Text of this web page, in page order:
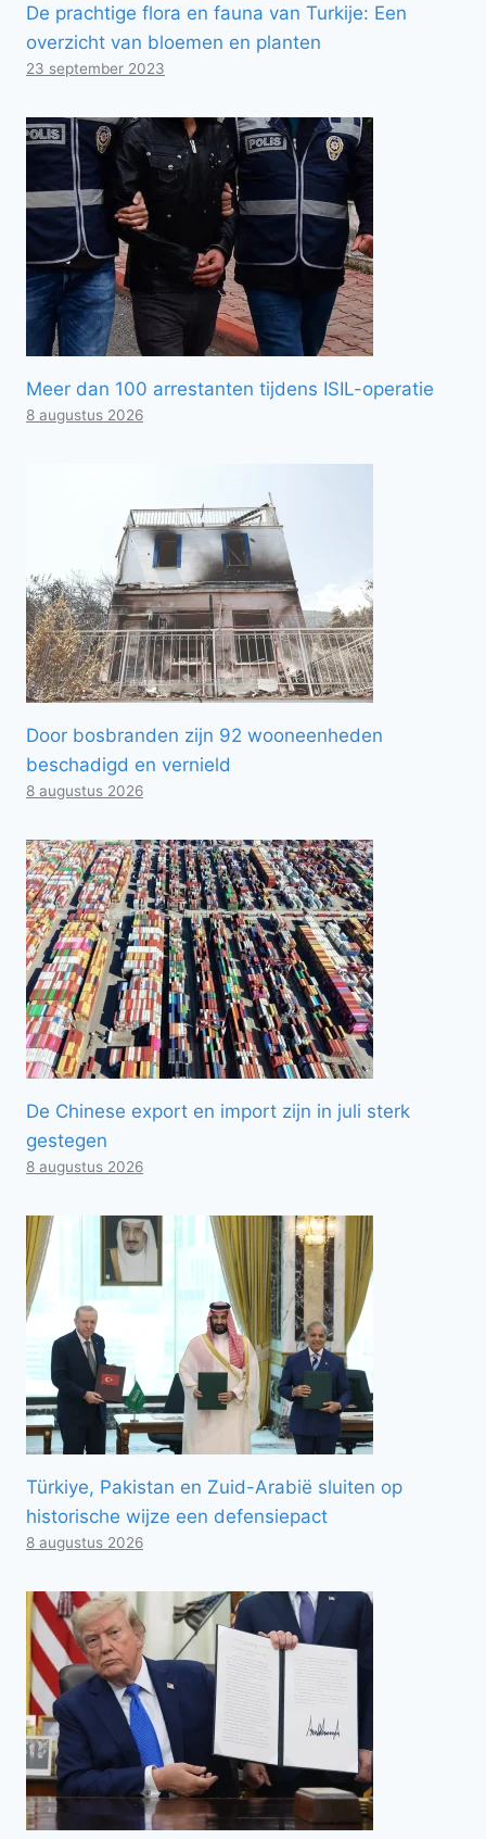
De prachtige flora en fauna van Turkije: Een
overzicht van bloemen en planten
23 september 2023
Meer dan 100 arrestanten tijdens ISIL-operatie
8 augustus 2026
Door bosbranden zijn 92 wooneenheden
beschadigd en vernield
8 augustus 2026
De Chinese export en import zijn in juli sterk
gestegen
8 augustus 2026
Türkiye, Pakistan en Zuid-Arabië sluiten op
historische wijze een defensiepact
8 augustus 2026